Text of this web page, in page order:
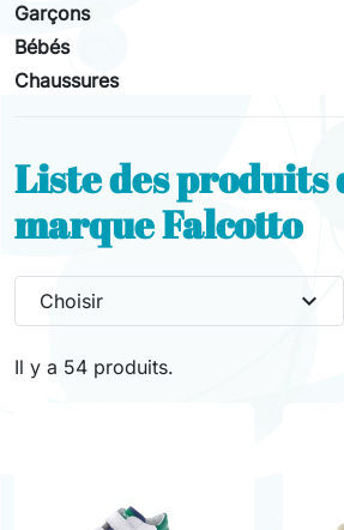
Garçons
Bébés
Chaussures
Liste des produits
marque Falcotto
Il y a 54 produits.
Choisir expand_more